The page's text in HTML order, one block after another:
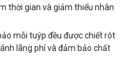
thời gian và giảm thiểu nhân
mỗi tuýp đều được chiết rót
lãng phí và đảm bảo chất